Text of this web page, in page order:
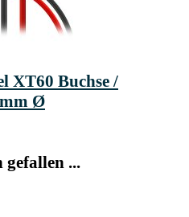
XT60 Buchse /
Ø
gefallen ...